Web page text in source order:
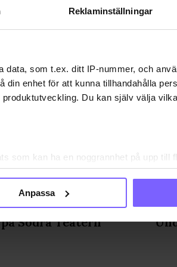
Reklaminställningar
data, som t.ex. ditt IP-nummer, och
enhet för att kunna tillhandahålla
Du kan själv välja
som kan ha en noggrannhet på upp till
den för specifika kännetecken
och ställ in dina preferenser i
och annonserna till användarna,
även sådana identifierare och
Anpassa
Scandale kör
Södra Teatern